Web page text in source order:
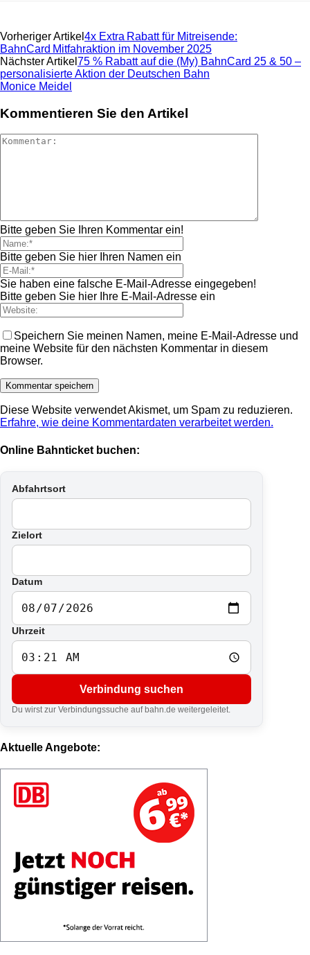
Vorheriger Artikel 4x Extra Rabatt für Mitreisende:
BahnCard Mitfahraktion im November 2025
Nächster Artikel 75 % Rabatt auf die (My) BahnCard 25 & 50 –
personalisierte Aktion der Deutschen Bahn
Monice Meidel
Kommentieren Sie den Artikel
Bitte geben Sie Ihren Kommentar ein!
Bitte geben Sie hier Ihren Namen ein
Sie haben eine falsche E-Mail-Adresse eingegeben!
Bitte geben Sie hier Ihre E-Mail-Adresse ein
Speichern Sie meinen Namen, meine E-Mail-Adresse und
meine Website für den nächsten Kommentar in diesem
Browser.
Diese Website verwendet Akismet, um Spam zu reduzieren.
Erfahre, wie deine Kommentardaten verarbeitet werden.
Online Bahnticket buchen:
Abfahrtsort
Zielort
Datum
Uhrzeit
Verbindung suchen
Du wirst zur Verbindungssuche auf bahn.de weitergeleitet.
Aktuelle Angebote: